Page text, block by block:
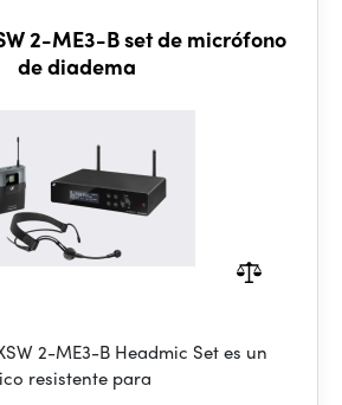
2-ME3-B set de micrófono
de diadema
2-ME3-B Headmic Set es un
resistente para